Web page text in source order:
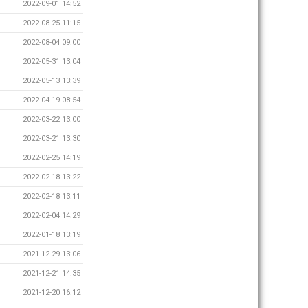
2022-09-01 14:52
2022-08-25 11:15
2022-08-04 09:00
2022-05-31 13:04
2022-05-13 13:39
2022-04-19 08:54
2022-03-22 13:00
2022-03-21 13:30
2022-02-25 14:19
2022-02-18 13:22
2022-02-18 13:11
2022-02-04 14:29
2022-01-18 13:19
2021-12-29 13:06
2021-12-21 14:35
2021-12-20 16:12